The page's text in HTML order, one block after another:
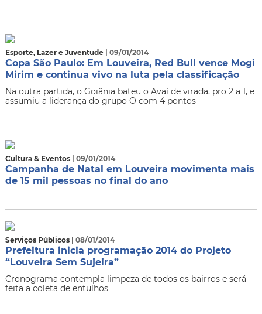
Esporte, Lazer e Juventude | 09/01/2014
Copa São Paulo: Em Louveira, Red Bull vence Mogi
Mirim e continua vivo na luta pela classificação
Na outra partida, o Goiânia bateu o Avaí de virada, pro 2 a 1, e
assumiu a liderança do grupo O com 4 pontos
Cultura & Eventos | 09/01/2014
Campanha de Natal em Louveira movimenta mais
de 15 mil pessoas no final do ano
Serviços Públicos | 08/01/2014
Prefeitura inicia programação 2014 do Projeto
“Louveira Sem Sujeira”
Cronograma contempla limpeza de todos os bairros e será
feita a coleta de entulhos